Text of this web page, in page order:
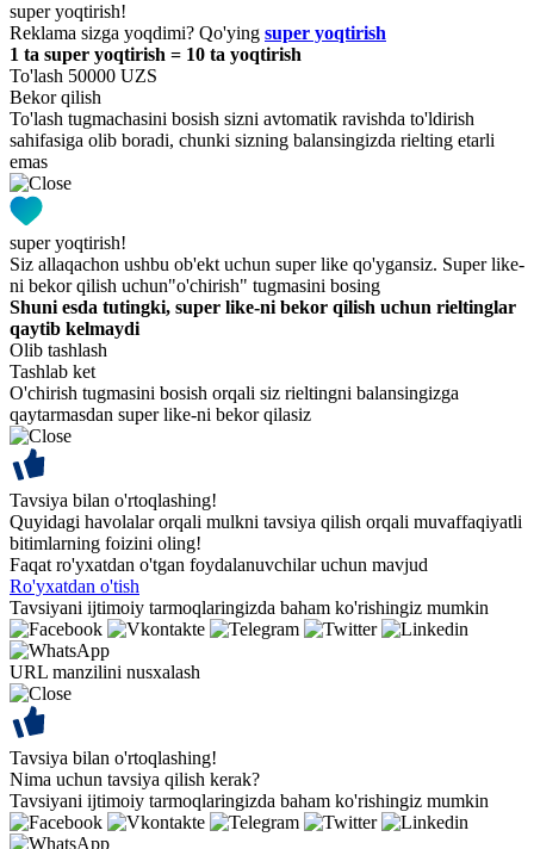
super yoqtirish!
Reklama sizga yoqdimi? Qo'ying super yoqtirish
1 ta super yoqtirish = 10 ta yoqtirish
To'lash 50000 UZS
Bekor qilish
To'lash tugmachasini bosish sizni avtomatik ravishda to'ldirish
sahifasiga olib boradi, chunki sizning balansingizda rielting etarli
emas
super yoqtirish!
Siz allaqachon ushbu ob'ekt uchun super like qo'ygansiz. Super like-
ni bekor qilish uchun"o'chirish" tugmasini bosing
Shuni esda tutingki, super like-ni bekor qilish uchun rieltinglar
qaytib kelmaydi
Olib tashlash
Tashlab ket
O'chirish tugmasini bosish orqali siz rieltingni balansingizga
qaytarmasdan super like-ni bekor qilasiz
Tavsiya bilan o'rtoqlashing!
Quyidagi havolalar orqali mulkni tavsiya qilish orqali muvaffaqiyatli
bitimlarning foizini oling!
Faqat ro'yxatdan o'tgan foydalanuvchilar uchun mavjud
Ro'yxatdan o'tish
Tavsiyani ijtimoiy tarmoqlaringizda baham ko'rishingiz mumkin
URL manzilini nusxalash
Tavsiya bilan o'rtoqlashing!
Nima uchun tavsiya qilish kerak?
Tavsiyani ijtimoiy tarmoqlaringizda baham ko'rishingiz mumkin